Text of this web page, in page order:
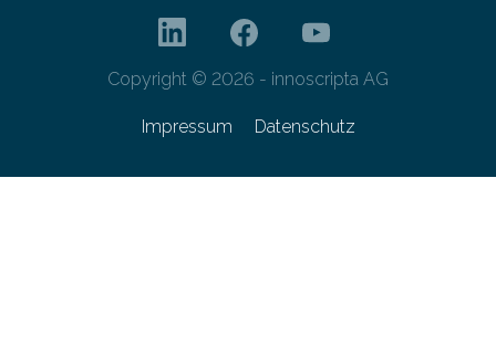
Copyright © 2026 - innoscripta AG
Impressum Datenschutz